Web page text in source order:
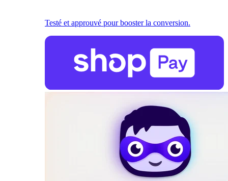
Testé et approuvé pour booster la conversion.